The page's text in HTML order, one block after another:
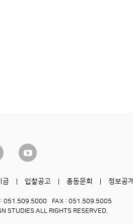
금 입찰공고 총동문회 정보공개
: 051.509.5000
FAX : 051.509.5005
STUDIES. ALL RIGHTS RESERVED.